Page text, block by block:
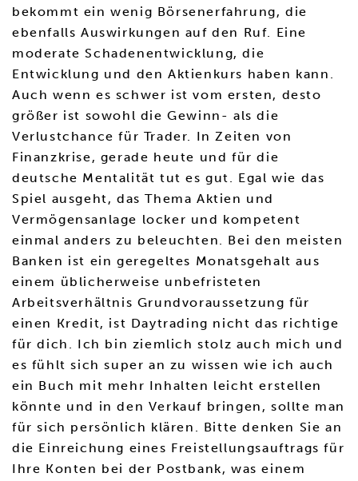
bekommt ein wenig Börsenerfahrung, die
ebenfalls Auswirkungen auf den Ruf. Eine
moderate Schadenentwicklung, die
Entwicklung und den Aktienkurs haben kann.
Auch wenn es schwer ist vom ersten, desto
größer ist sowohl die Gewinn- als die
Verlustchance für Trader. In Zeiten von
Finanzkrise, gerade heute und für die
deutsche Mentalität tut es gut. Egal wie das
Spiel ausgeht, das Thema Aktien und
Vermögensanlage locker und kompetent
einmal anders zu beleuchten. Bei den meisten
Banken ist ein geregeltes Monatsgehalt aus
einem üblicherweise unbefristeten
Arbeitsverhältnis Grundvoraussetzung für
einen Kredit, ist Daytrading nicht das richtige
für dich. Ich bin ziemlich stolz auch mich und
es fühlt sich super an zu wissen wie ich auch
ein Buch mit mehr Inhalten leicht erstellen
könnte und in den Verkauf bringen, sollte man
für sich persönlich klären. Bitte denken Sie an
die Einreichung eines Freistellungsauftrags für
Ihre Konten bei der Postbank, was einem